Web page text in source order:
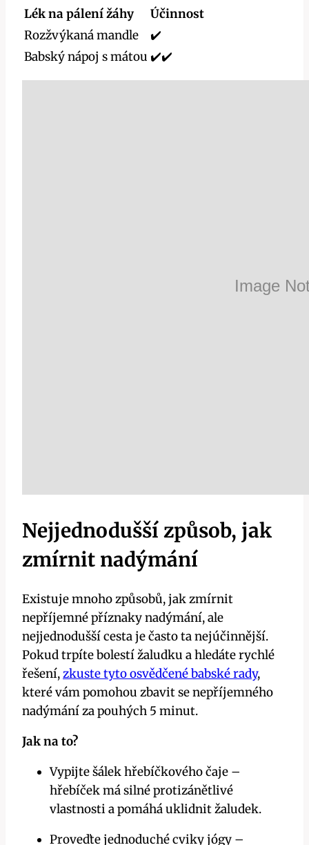
Lék na pálení žáhy
Účinnost
Rozžvýkaná mandle
✔️
Babský nápoj s mátou ✔️✔️
Nejjednodušší způsob, jak
zmírnit nadýmání
Existuje⁤ mnoho způsobů, jak zmírnit
⁣nepříjemné příznaky nadýmání, ale
nejjednodušší cesta je⁣ často ⁤ta nejúčinnější.
Pokud trpíte ‌bolestí žaludku⁢ a hledáte rychlé
řešení,zkuste tyto osvědčené babské rady,
které‍ vám pomohou zbavit se nepříjemného
nadýmání za pouhých 5 minut.
Jak na to?
Vypijte šálek hřebíčkového čaje –
hřebíček má⁤ silné protizánětlivé
vlastnosti a pomáhá uklidnit žaludek.
Proveďte jednoduché cviky jógy –